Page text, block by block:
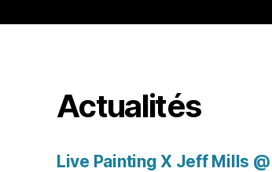
Actualités
Live Painting X Jeff Mills